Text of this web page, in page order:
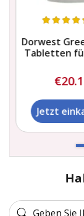
Dorwest
Tabletten
Jetzt